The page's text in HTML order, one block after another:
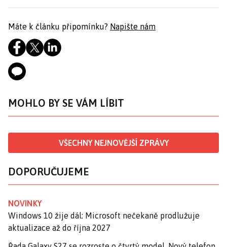
Máte k článku připomínku? Napište nám
MOHLO BY SE VÁM LÍBIT
VŠECHNY NEJNOVĚJŠÍ ZPRÁVY
DOPORUČUJEME
NOVINKY
Windows 10 žije dál: Microsoft nečekaně prodlužuje
aktualizace až do října 2027